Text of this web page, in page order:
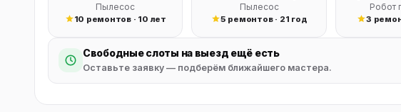
Пылесос
10 ремонтов · 10 лет
Пылесос
5 ремонтов · 21 год
Робот
3
Свободные слоты на выезд ещё есть
Оставьте заявку — подберём ближайшего мастера.